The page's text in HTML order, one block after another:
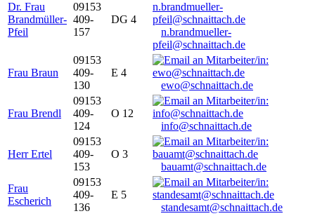
Dr. Frau
Brandmüller-
Pfeil
09153
409-
157
DG 4
n.brandmueller-
pfeil@schnaittach.de
Frau Braun
09153
409-
130
E 4
ewo@schnaittach.de
Frau Brendl
09153
409-
124
O 12
info@schnaittach.de
Herr Ertel
09153
409-
153
O 3
bauamt@schnaittach.de
Frau
Escherich
09153
409-
136
E 5
standesamt@schnaittach.de